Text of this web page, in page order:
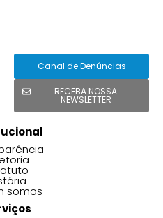
Canal de Denúncias
RECEBA NOSSA
NEWSLETTER
somos